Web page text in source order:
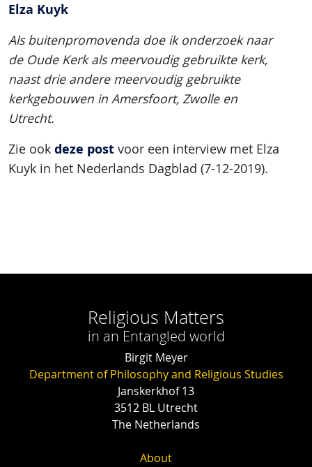
Elza Kuyk
Als buitenpromovenda doe ik onderzoek naar
de Oude Kerk als meervoudig gebruikte kerk,
naast drie andere meervoudig gebruikte
kerkgebouwen in Amersfoort, Zwolle en
Utrecht.
Zie ook deze post voor een interview met Elza
Kuyk in het Nederlands Dagblad (7-12-2019).
Religious Matters
in an Entangled world
Birgit Meyer
Department of Philosophy and Religious Studies
Janskerkhof 13
3512 BL Utrecht
The Netherlands
About